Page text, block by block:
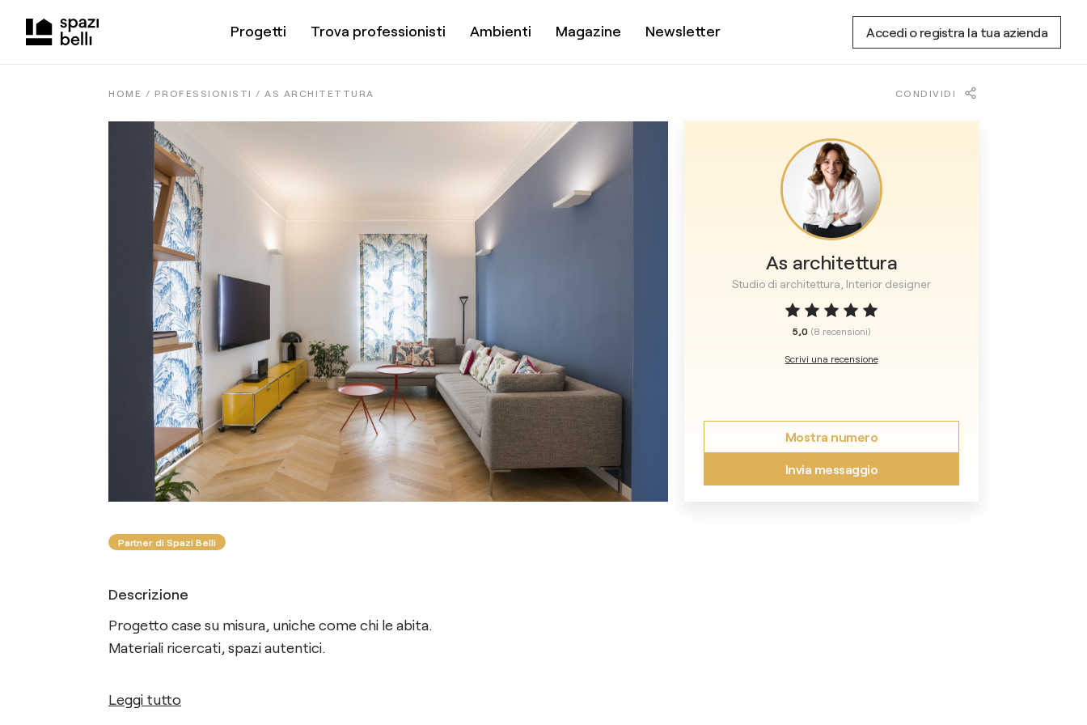
Progetti Trova professionisti Ambienti Magazine Newsletter Accedi o registra la tua azienda
HOME / PROFESSIONISTI / AS ARCHITETTURA CONDIVIDI
As architettura
Studio di architettura, Interior designer
5,0 (8 recensioni)
Scrivi una recensione
Mostra numero
Invia messaggio
Partner di Spazi Belli
Descrizione
Progetto case su misura, uniche come chi le abita.
Materiali ricercati, spazi autentici.
Leggi tutto